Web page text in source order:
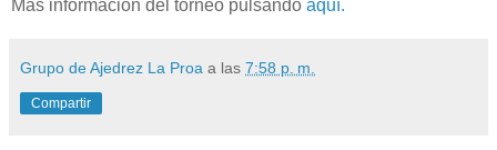
Más información del torneo pulsando aquí.
Grupo de Ajedrez La Proa a las 7:58 p. m.
Compartir